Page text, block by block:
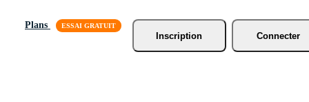
Plans
Inscription
Connecter